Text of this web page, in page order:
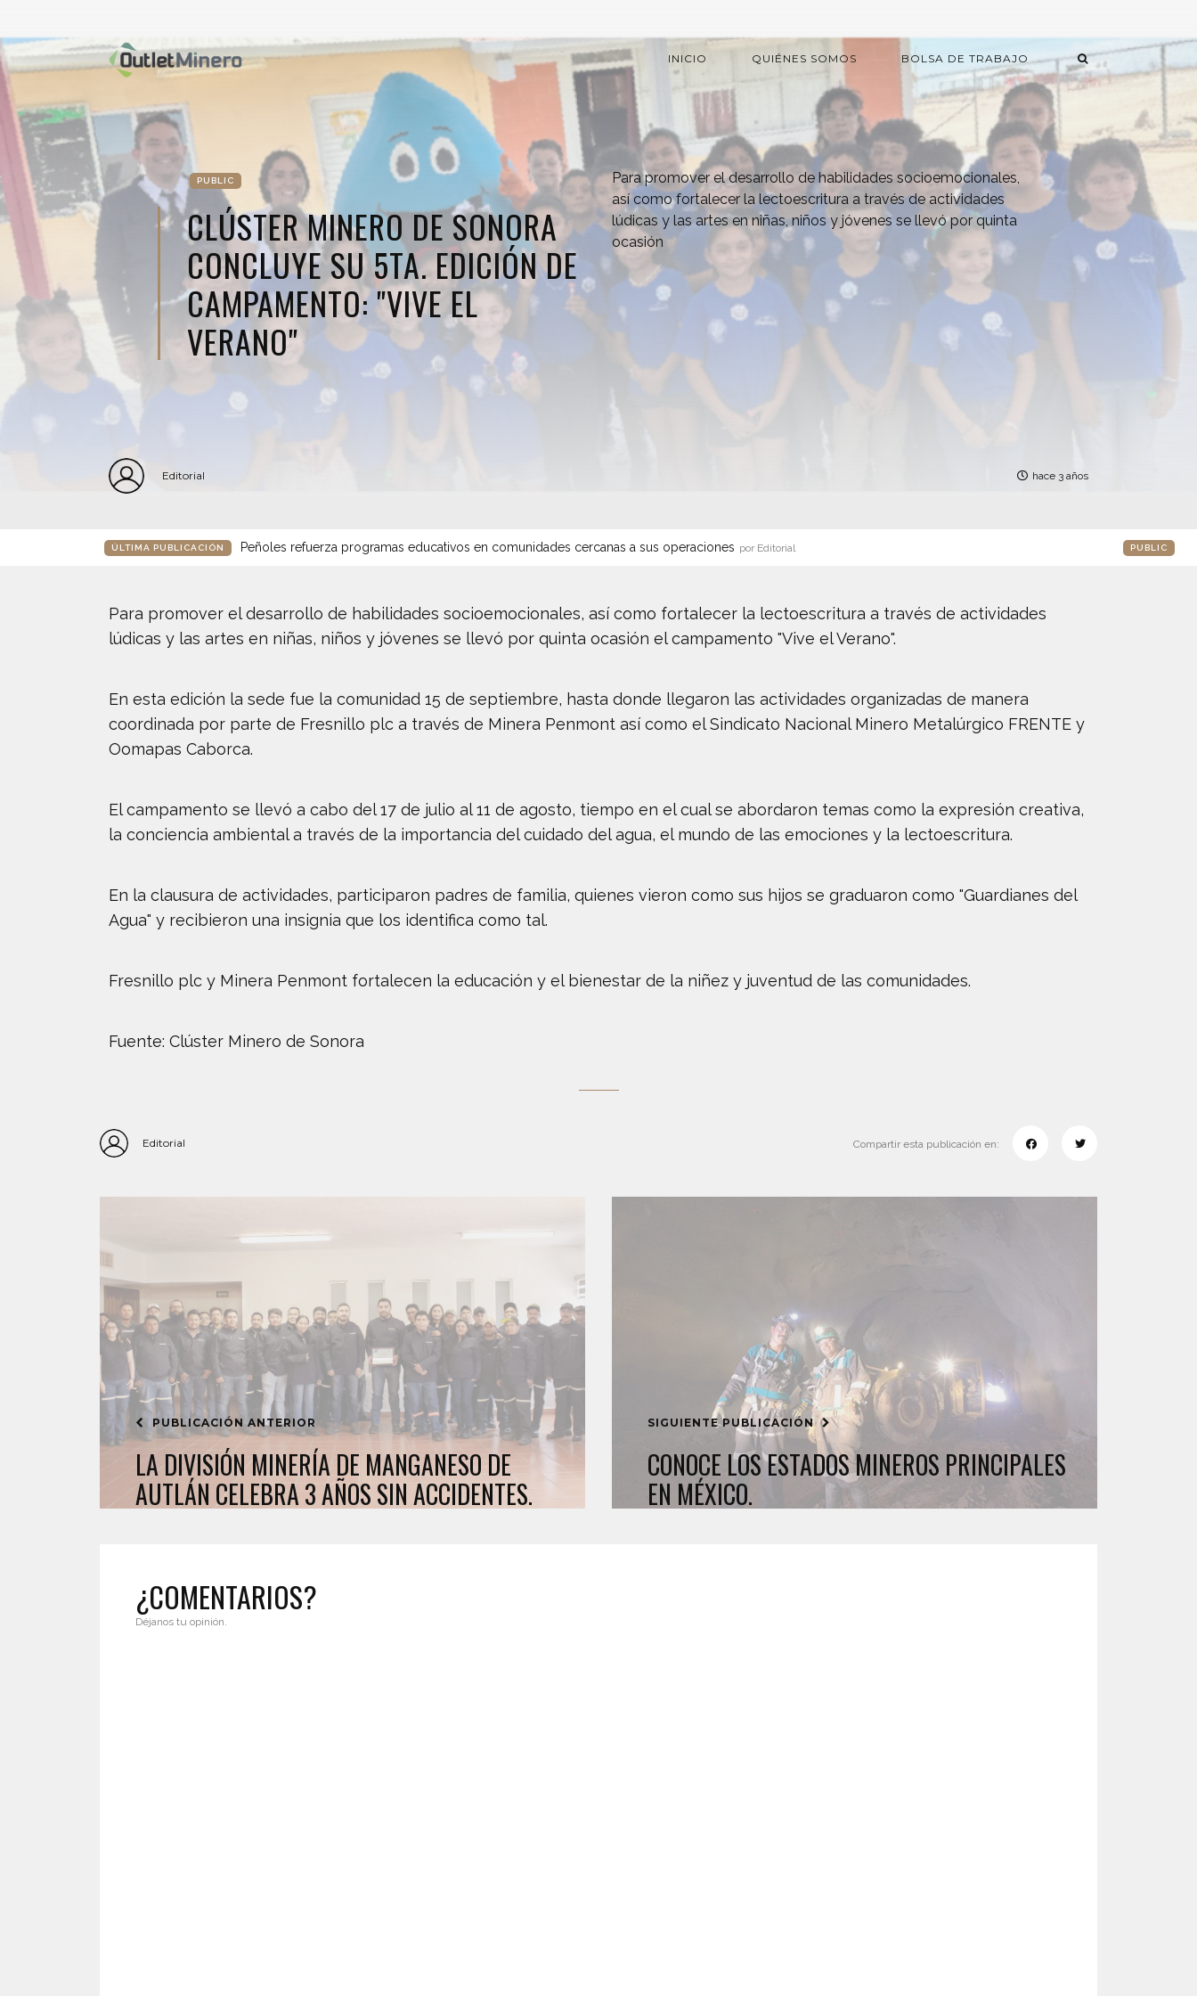
INICIO QUIÉNES SOMOS BOLSA DE TRABAJO
PUBLIC
CLÚSTER MINERO DE SONORA
CONCLUYE SU 5TA. EDICIÓN DE
CAMPAMENTO: "VIVE EL
VERANO"
Para promover el desarrollo de habilidades socioemocionales,
así como fortalecer la lectoescritura a través de actividades
lúdicas y las artes en niñas, niños y jóvenes se llevó por quinta
ocasión
Editorial hace 3 años
ÚLTIMA PUBLICACIÓN Peñoles refuerza programas educativos en comunidades cercanas a sus operaciones por Editorial PUBLIC
Para promover el desarrollo de habilidades socioemocionales, así como fortalecer la lectoescritura a través de actividades
lúdicas y las artes en niñas, niños y jóvenes se llevó por quinta ocasión el campamento "Vive el Verano".
En esta edición la sede fue la comunidad 15 de septiembre, hasta donde llegaron las actividades organizadas de manera
coordinada por parte de Fresnillo plc a través de Minera Penmont así como el Sindicato Nacional Minero Metalúrgico FRENTE y
Oomapas Caborca.
El campamento se llevó a cabo del 17 de julio al 11 de agosto, tiempo en el cual se abordaron temas como la expresión creativa,
la conciencia am­biental a través de la importancia del cuidado del agua, el mundo de las emociones y la lectoescritura.
En la clausura de actividades, participaron padres de familia, quienes vieron como sus hijos se graduaron como "Guardianes del
Agua" y recibie­ron una insignia que los identifica como tal.
Fresnillo plc y Minera Penmont fortalecen la educación y el bienestar de la niñez y juventud de las comunidades.
Fuente: Clúster Minero de Sonora
Editorial Compartir esta publicación en:
PUBLICACIÓN ANTERIOR
LA DIVISIÓN MINERÍA DE MANGANESO DE
AUTLÁN CELEBRA 3 AÑOS SIN ACCIDENTES.
SIGUIENTE PUBLICACIÓN
CONOCE LOS ESTADOS MINEROS PRINCIPALES
EN MÉXICO.
¿COMENTARIOS?
Déjanos tu opinión.